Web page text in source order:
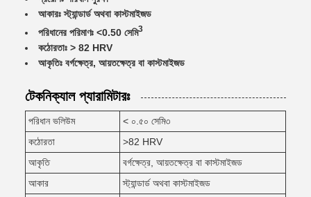
আকারঃ স্ট্যান্ডার্ড অথবা কাস্টমাইজড
পরিধানের পরিমাণঃ <0.50 সেমি3
কঠোরতাঃ > 82 HRV
আকৃতিঃ বর্গক্ষেত্র, আয়তক্ষেত্র বা কাস্টমাইজড
টেকনিক্যাল প্যারামিটারঃ
পরিধান ভলিউম
< ০.৫০ সেমি৩
কঠোরতা
>82 HRV
আকৃতি
বর্গক্ষেত্র, আয়তক্ষেত্র বা কাস্টমাইজড
আকার
স্ট্যান্ডার্ড অথবা কাস্টমাইজড